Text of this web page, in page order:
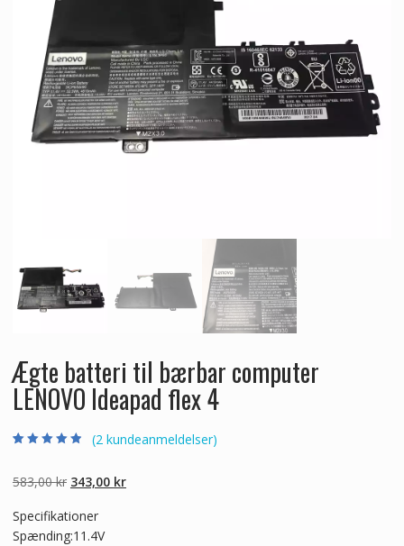
Ægte batteri til bærbar computer
LENOVO Ideapad flex 4
baseret på
kundebedømme
(2 kundeanmeldelser)
583,00kr Den
pris
var:
343,00 krDen
Specifikationer
Spænding:11.4V